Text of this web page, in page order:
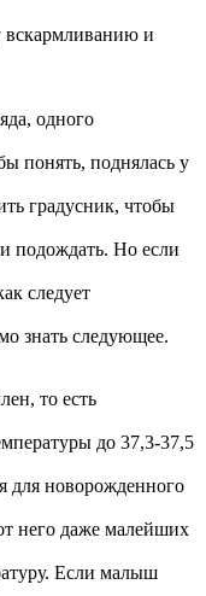
вскармливанию и
одного
понять, поднялась у
градусник, чтобы
подождать. Но если
следует
знать следующее.
то есть
до 37,3-37,5
для новорожденного
него даже малейших
Если малыш